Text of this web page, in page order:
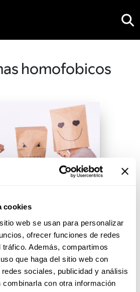
cookies
web se usan para personalizar
ofrecer funciones de redes
Además, compartimos
que haga del sitio web con
sociales, publicidad y análisis
combinarla con otra información
homofobicos
en pleno 2019
con la homofobia en
por qué México sigue